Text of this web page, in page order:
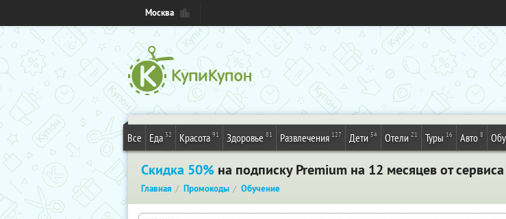
Москва
Все Еда 32 Красота 91 Здоровье 81 Развлечения 127 Дети 54 Отели 21 Туры 16 Авто 8
Скидка 50% на подписку Premium на 12 месяцев от
Главная Промокоды Обучение